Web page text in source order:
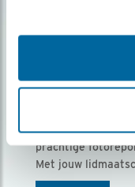
Ontvang 5 x
Vogels is het
prachtige
Met jouw